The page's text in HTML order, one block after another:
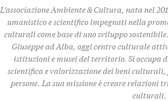
L’associazione Ambiente & Cultura, nata nel
umanistico e scientifico impegnati nella
culturali come base di uno sviluppo
Giuseppe ad Alba, oggi centro culturale
istituzioni e musei del territorio. Si occupa
scientifica e valorizzazione dei beni
persone. La sua missione è creare
culturali.